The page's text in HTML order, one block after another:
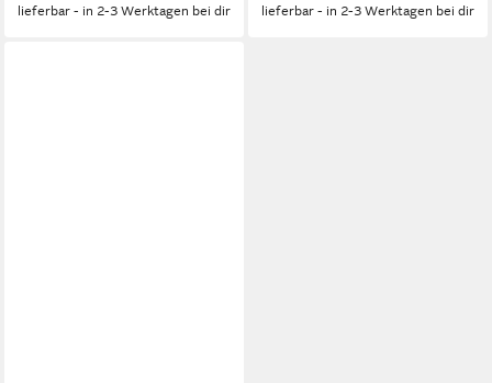
lieferbar - in 2-3 Werktagen bei dir lieferbar - in 2-3 Werktagen bei dir